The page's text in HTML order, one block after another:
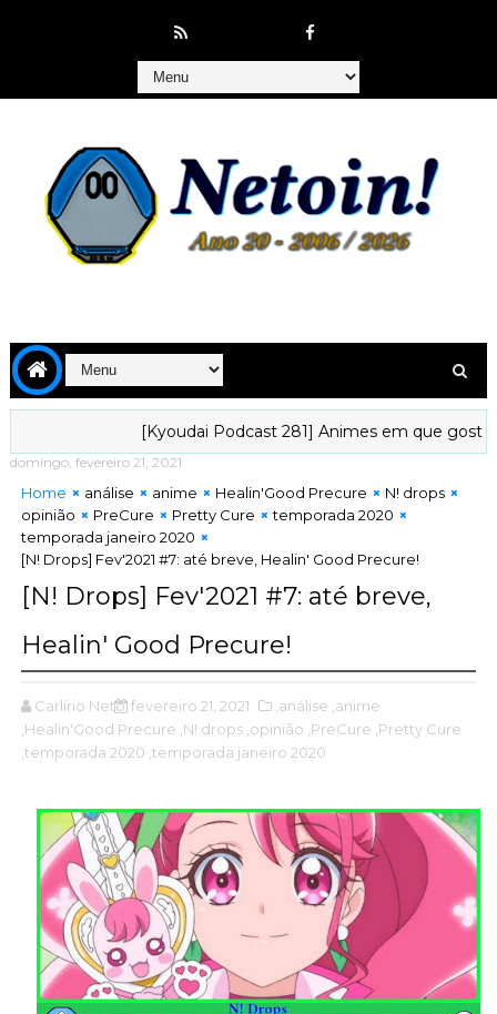
[Kyoudai Podcast 281] Animes em que gostaríamos de
domingo, fevereiro 21, 2021
Home análise anime Healin'Good Precure
N! drops
opinião
PreCure Pretty Cure
temporada 2020
temporada janeiro 2020
[N! Drops] Fev'2021 #7: até breve, Healin' Good Precure!
[N! Drops] Fev'2021 #7: até breve,
Healin' Good Precure!
Carlírio Neto fevereiro 21, 2021 ,análise ,anime
,Healin'Good Precure ,N! drops ,opinião ,PreCure ,Pretty Cure
,temporada 2020 ,temporada janeiro 2020